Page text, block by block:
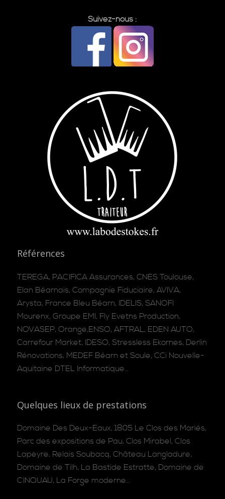
Suivez-nous :
Références
TEREGA, PACIFICA Assurances, CNES Toulouse,
Elan Béarnais, Compagnie Fiduciaire, AVIVA,
Arysta, France Bleu Béarn, IDELIS, SANOFI
Mourenx, Groupe EMI, Fly Evetns Production,
NOVASEP, Orange,ENSO, AFTRAL, EDEN AUTO,
Carrefour Market, IDESO, Stressless Ekornes, Derlin
Rénovations, MEDEF Béarn et Soule, CCi Nouvelle-
Aquitaine DTEL Informatique…
Quelques lieux de prestations
Domaine Des Deux-Eaux, 1805 Le Clos des Mariés,
Parc des expositions de Pau, Clos Mirabel, Clos
Lapeyre, Relais Soubacq, Château Langladure,
Domaine de Tilh, La Bastide Estratte, Domaine de
CINQUAU, La Forge moderne…